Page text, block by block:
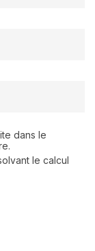
dans le
le calcul